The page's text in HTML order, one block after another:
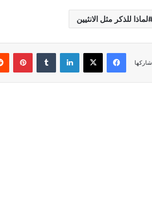
لماذا للذكر مثل الانثيين
شاركها
فيسبوك X لينكدإن